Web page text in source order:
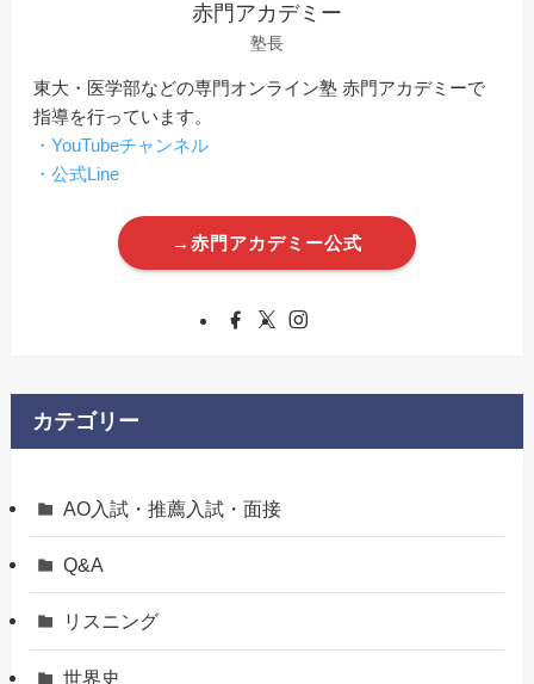
赤門アカデミー
塾長
東大・医学部などの専門オンライン塾 赤門アカデミーで
指導を行っています。
・YouTubeチャンネル
・公式Line
→赤門アカデミー公式
カテゴリー
AO入試・推薦入試・面接
Q&A
リスニング
世界史